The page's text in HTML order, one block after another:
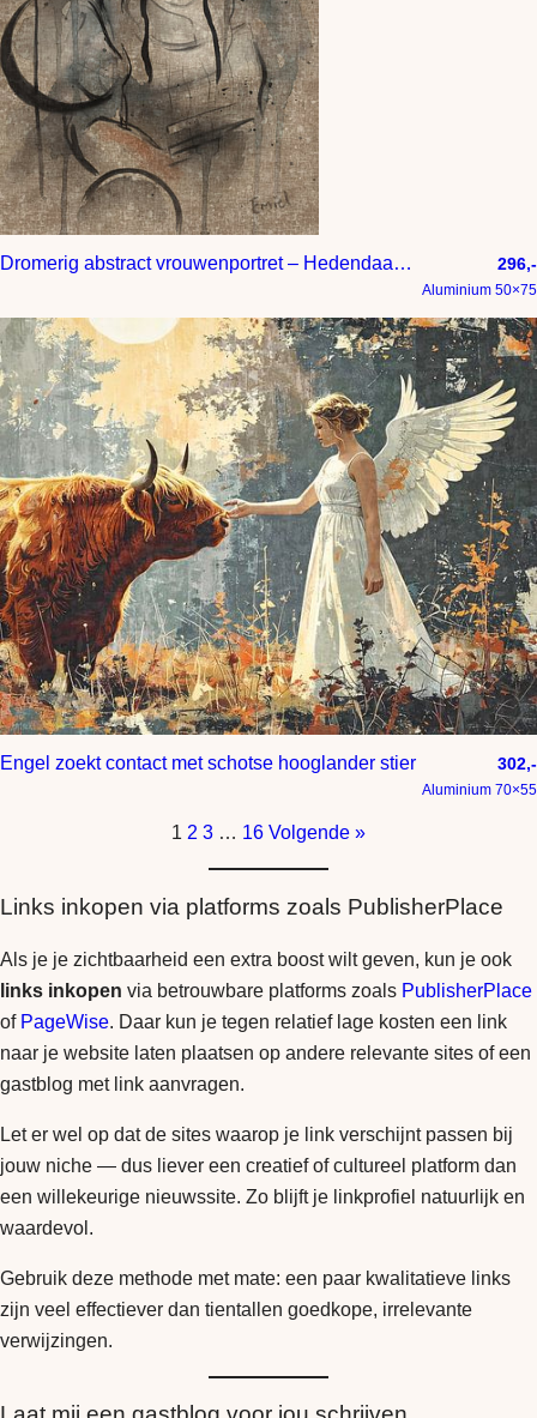
Dromerig abstract vrouwenportret – Hedendaagse kunst in gemeng 296,-
Aluminium 50×75
Engel zoekt contact met schotse hooglander stier 302,-
Aluminium 70×55
1 2 3 … 16 Volgende »
Links inkopen via platforms zoals PublisherPlace
Als je je zichtbaarheid een extra boost wilt geven, kun je ook
links inkopen via betrouwbare platforms zoals PublisherPlace
of PageWise. Daar kun je tegen relatief lage kosten een link
naar je website laten plaatsen op andere relevante sites of een
gastblog met link aanvragen.
Let er wel op dat de sites waarop je link verschijnt passen bij
jouw niche — dus liever een creatief of cultureel platform dan
een willekeurige nieuwssite. Zo blijft je linkprofiel natuurlijk en
waardevol.
Gebruik deze methode met mate: een paar kwalitatieve links
zijn veel effectiever dan tientallen goedkope, irrelevante
verwijzingen.